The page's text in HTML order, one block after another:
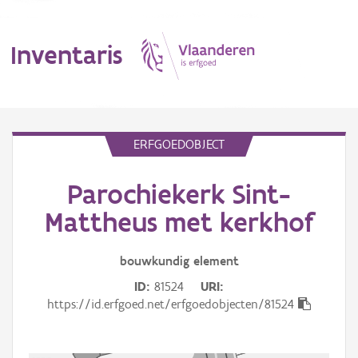
Inventaris
Erfgoedobject
Aanduidingsobject
ERFGOEDOBJECT
Parochiekerk Sint-
Mattheus met kerkhof
bouwkundig element
ID 81524
URI
https://id.erfgoed.net/erfgoedobjecten/81524